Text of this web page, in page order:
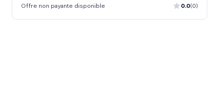
Offre non payante disponible 0.0(0)